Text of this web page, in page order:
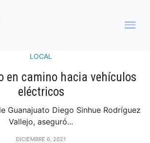
LOCAL
en camino hacia vehículos
eléctricos
Guanajuato Diego Sinhue Rodríguez
Vallejo, aseguró...
DICIEMBRE 6, 2021